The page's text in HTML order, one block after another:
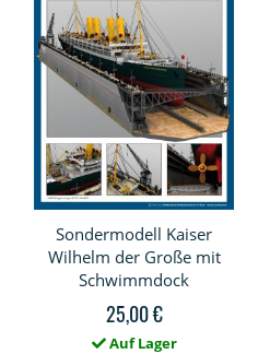
Sondermodell Kaiser
Wilhelm der Große mit
Schwimmdock
25,00 €
Auf Lager